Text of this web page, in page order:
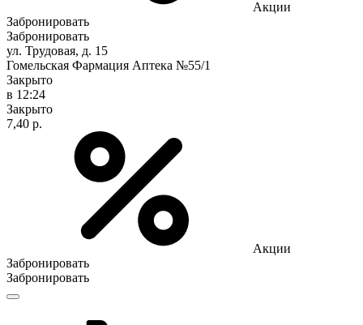
Акции
Забронировать
Забронировать
ул. Трудовая, д. 15
Гомельская Фармация Аптека №55/1
Закрыто
в 12:24
Закрыто
7,40 р.
Акции
Забронировать
Забронировать